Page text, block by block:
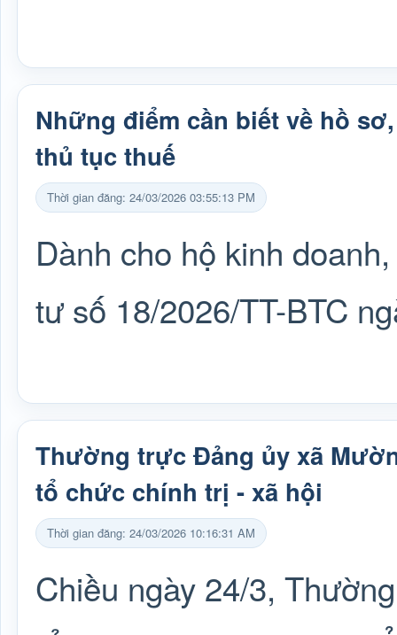
Những điểm cần biết về hồ sơ,
thủ tục thuế
Thời gian đăng: 24/03/2026 03:55:13 PM
Dành cho hộ kinh
tư số 18/2026/TT-BTC
Thường trực Đảng ủy xã
tổ chức chính trị - xã hội
Thời gian đăng: 24/03/2026 10:16:31 AM
Chiều ngày 24/3,